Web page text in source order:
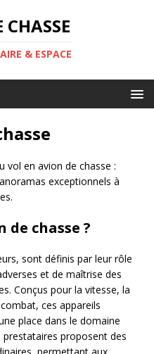
& ESPACE
vol en avion de chasse :
exceptionnels à
de chasse ?
sont définis par leur rôle
et de maîtrise des
Conçus pour la vitesse, la
ces appareils
place dans le domaine
proposent des